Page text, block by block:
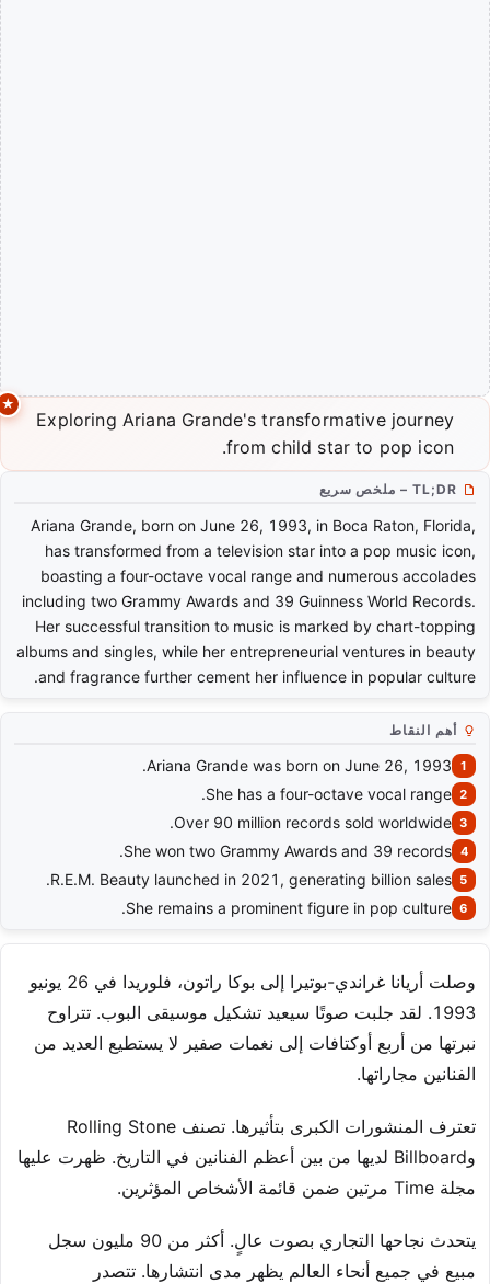
Exploring Ariana Grande's transformative journey
from child star to pop icon.
TL;DR – ملخص سريع
Ariana Grande, born on June 26, 1993, in Boca Raton, Florida,
has transformed from a television star into a pop music icon,
boasting a four-octave vocal range and numerous accolades
including two Grammy Awards and 39 Guinness World Records.
Her successful transition to music is marked by chart-topping
albums and singles, while her entrepreneurial ventures in beauty
and fragrance further cement her influence in popular culture.
أهم النقاط
Ariana Grande was born on June 26, 1993.
She has a four-octave vocal range.
Over 90 million records sold worldwide.
She won two Grammy Awards and 39 records.
R.E.M. Beauty launched in 2021, generating billion sales.
She remains a prominent figure in pop culture.
وصلت أريانا غراندي-بوتيرا إلى بوكا راتون، فلوريدا في 26 يونيو
1993. لقد جلبت صوتًا سيعيد تشكيل موسيقى البوب. تتراوح
نبرتها من أربع أوكتافات إلى نغمات صفير لا يستطيع العديد من
الفنانين مجاراتها.
تعترف المنشورات الكبرى بتأثيرها. تصنف Rolling Stone
وBillboard لديها من بين أعظم الفنانين في التاريخ. ظهرت عليها
مجلة Time مرتين ضمن قائمة الأشخاص المؤثرين.
يتحدث نجاحها التجاري بصوت عالٍ. أكثر من 90 مليون سجل
مبيع في جميع أنحاء العالم يظهر مدى انتشارها. تتصدر